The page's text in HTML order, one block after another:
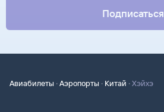
Подписаться
Авиабилеты ·Аэропорты · Китай ·Хэйхэ